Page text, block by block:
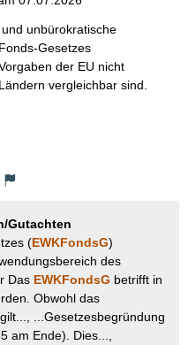
unbürokratische
Gesetzes
der EU nicht
vergleichbar sind.
Gutachten
(EWKFondsG)
des
Das EWKFondsG betrifft in
Obwohl das
...Gesetzesbegründung
am Ende). Dies...,